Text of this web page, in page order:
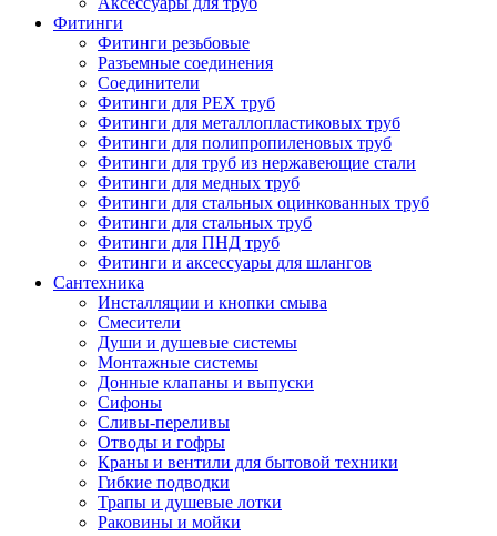
Фитинги
Фитинги резьбовые
Разъемные соединения
Соединители
Фитинги для PEX труб
Фитинги для металлопластиковых труб
Фитинги для полипропиленовых труб
Фитинги для труб из нержавеющие стали
Фитинги для медных труб
Фитинги для стальных оцинкованных труб
Фитинги для стальных труб
Фитинги для ПНД труб
Фитинги и аксессуары для шлангов
Сантехника
Инсталляции и кнопки смыва
Смесители
Души и душевые системы
Монтажные системы
Донные клапаны и выпуски
Сифоны
Сливы-переливы
Отводы и гофры
Краны и вентили для бытовой техники
Гибкие подводки
Трапы и душевые лотки
Раковины и мойки